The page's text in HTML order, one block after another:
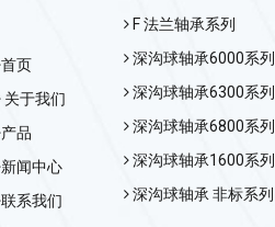
首页
关于我们
产品
新闻中心
联系我们
F 法兰轴承系列
深沟球轴承6000系列
深沟球轴承6300系列
深沟球轴承6800系列
深沟球轴承1600系列
深沟球轴承 非标系列